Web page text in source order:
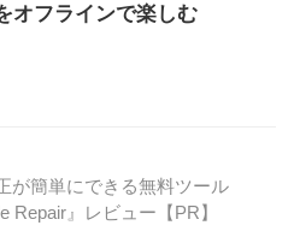
オフラインで楽しむ
が簡単にできる無料ツール
Repair』レビュー【PR】